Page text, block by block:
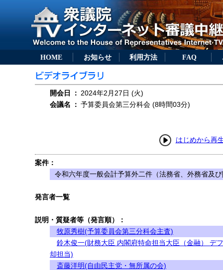
HOME お知らせ 利用方法 FAQ
開会日 ： 2024年2月27日 (火)
会議名
： 予算委員会第三分科会 (8時間03分)
はじめから再
案件：
令和六年度一般会計予算外二件（法務省、外務省及
発言者一覧
説明・質疑者等（発言順）：
牧原秀樹(予算委員会第三分科会主査)
鈴木俊一(財務大臣 内閣府特命担当大臣（金融） デ
却担当)
斎藤洋明(自由民主党・無所属の会)